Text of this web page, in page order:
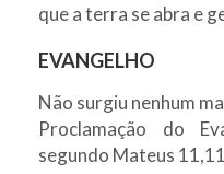
que a terra se abra e
EVANGELHO
Não surgiu nenhum
Proclamação do
segundo Mateus